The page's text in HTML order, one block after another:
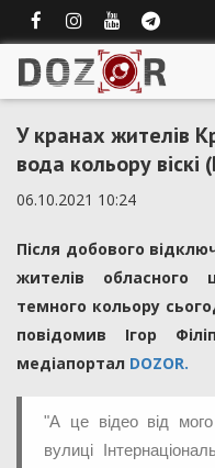
У кранах жителів
вода кольору віскі
06.10.2021 10:24
Після добового
жителів
темного кольору
повідомив Ігор
медіапортал DOZOR.
"А це відео від
вулиці